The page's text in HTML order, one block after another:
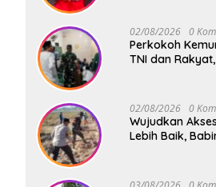
02/08/2026 0
Perkokoh
TNI dan
02/08/2026 0
Wujudkan
Lebih Baik,
Swadaya